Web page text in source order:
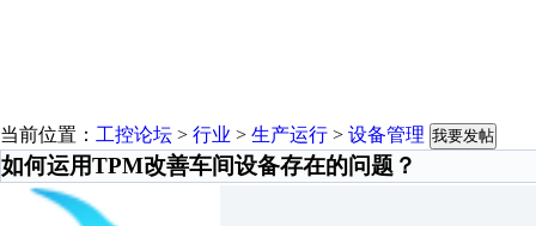
当前位置： 工控论坛 > 行业 > 生产运行 > 设备管理 我要发帖
如何运用TPM改善车间设备存在的问题？